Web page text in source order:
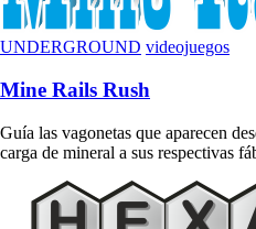
UNDERGROUND videojuegos
Mine Rails Rush
Guía las vagonetas que aparecen
carga de mineral a sus respectivas